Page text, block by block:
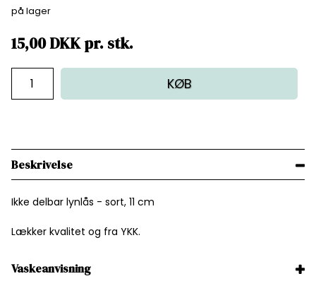
på lager
15,00DKKpr. stk.
KØB
Beskrivelse
Ikke delbar lynlås - sort, 11 cm
Lækker kvalitet og fra YKK.
Vaskeanvisning